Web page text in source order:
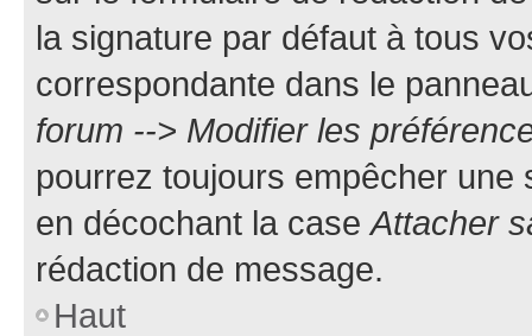
la signature par défaut à tous
correspondante dans le
forum --> Modifier les
pourrez toujours empêcher une
en décochant la caseAttacher
rédaction de message.
Haut